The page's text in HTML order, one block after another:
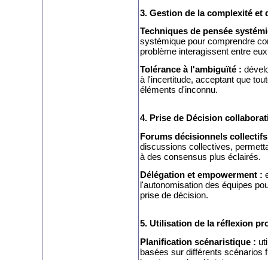
3. Gestion de la complexité et
Techniques de pensée
systémique pour comprendre
problème interagissent entre
Tolérance à l'ambiguïté :
à l'incertitude, acceptant que
éléments d'inconnu.
4. Prise de Décision
Forums décisionnels collectifs
discussions collectives,
à des consensus plus éclairés.
Délégation et empowerment :
l'autonomisation des équipes
prise de décision.
5. Utilisation de la réflexion
Planification scénaristique :
basées sur différents scénarios